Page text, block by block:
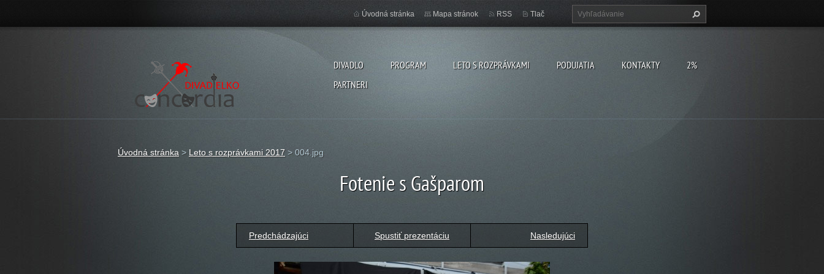
DIVADLO PROGRAM LETO S ROZPRÁVKAMI PODUJATIA KONTAKTY
2%
PARTNERI
Úvodná stránka Mapa stránok RSS Tlač
Úvodná stránka > Leto s rozprávkami 2017 >004.jpg
Fotenie s Gašparom
Predchádzajúci Spustiť prezentáciu Nasledujúci